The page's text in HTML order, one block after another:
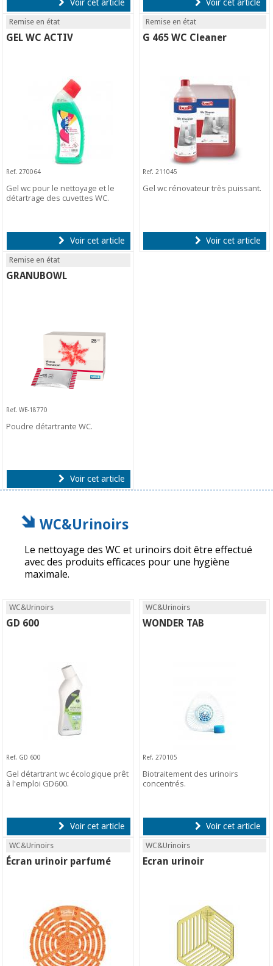
Voir cet article Voir cet article
Remise en état
GEL WC ACTIV
Ref. 270064
Gel wc pour le nettoyage et le
détartrage des cuvettes WC.
Voir cet article
Remise en état
G 465 WC Cleaner
Ref. 211045
Gel wc rénovateur très puissant.
Voir cet article
Remise en état
GRANUBOWL
Ref. WE-18770
Poudre détartrante WC.
Voir cet article
WC&Urinoirs
Le nettoyage des WC et urinoirs doit être effectué
avec des produits efficaces pour une hygiène
maximale.
WC&Urinoirs
GD 600
Ref. GD 600
Gel détartrant wc écologique prêt
à l'emploi GD600.
Voir cet article
WC&Urinoirs
WONDER TAB
Ref. 270105
Biotraitement des urinoirs
concentrés.
Voir cet article
WC&Urinoirs
Écran urinoir parfumé
WC&Urinoirs
Ecran urinoir